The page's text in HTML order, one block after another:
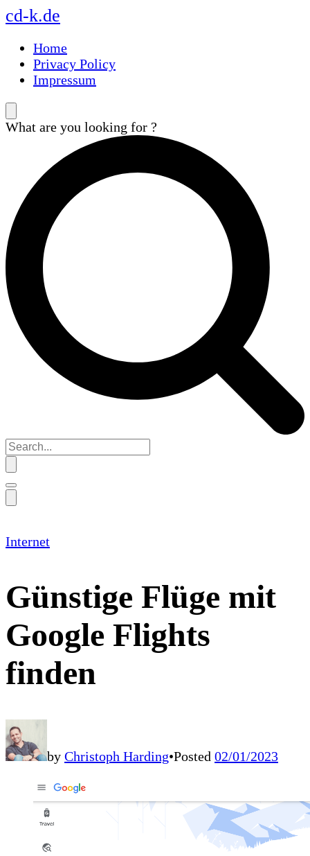
Skip
to
main
navigation
Skip
to
content
Skip
to
footer
cd-k.de
Home
Privacy Policy
Impressum
What are you looking for ?
Internet
Günstige Flüge mit
Google Flights
finden
by Christoph Harding•Posted 02/01/2023